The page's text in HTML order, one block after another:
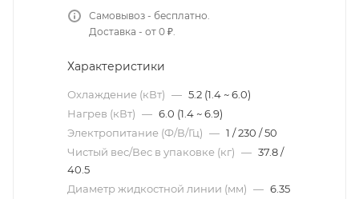
Самовывоз - бесплатно.
Доставка - от 0 ₽.
Характеристики
Охлаждение (кВт) — 5.2 (1.4 ~ 6.0)
Нагрев (кВт) — 6.0 (1.4 ~ 6.9)
Электропитание (Ф/В/Гц) — 1 / 230 / 50
Чистый вес/Вес в упаковке (кг) — 37.8 /
40.5
Диаметр жидкостной линии (мм) — 6.35